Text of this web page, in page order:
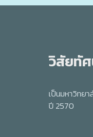
วิสัยทั
เป็นมหาวิทย
ปี 2570